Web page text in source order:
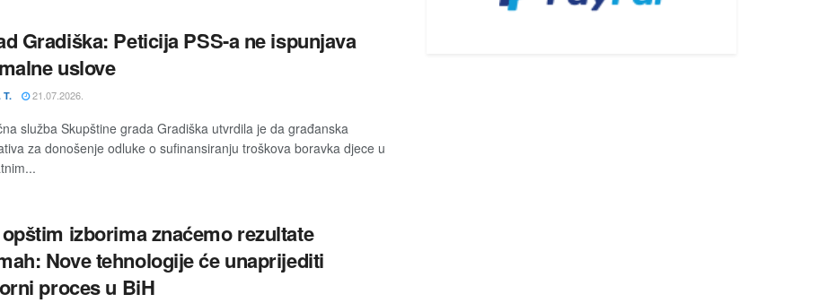
Gradiška: Peticija PSS-a ne ispunjava
uslove
T. 21.07.2026.
služba Skupštine grada Gradiška utvrdila je da građanska
za donošenje odluke o sufinansiranju troškova boravka djece u
izborima znaćemo rezultate
Nove tehnologije će unaprijediti
proces u BiH